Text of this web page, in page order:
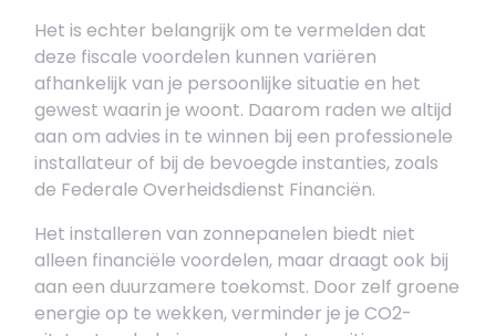
Het is echter belangrijk om te vermelden dat
deze fiscale voordelen kunnen variëren
afhankelijk van je persoonlijke situatie en het
gewest waarin je woont. Daarom raden we altijd
aan om advies in te winnen bij een professionele
installateur of bij de bevoegde instanties, zoals
de Federale Overheidsdienst Financiën.
Het installeren van zonnepanelen biedt niet
alleen financiële voordelen, maar draagt ook bij
aan een duurzamere toekomst. Door zelf groene
energie op te wekken, verminder je je CO2-